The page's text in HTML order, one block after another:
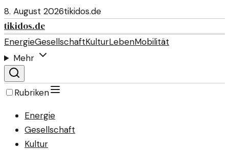
8. August 2026tikidos.de
tikidos.de
EnergieGesellschaftKulturLebenMobilität
Mehr
Rubriken
Energie
Gesellschaft
Kultur